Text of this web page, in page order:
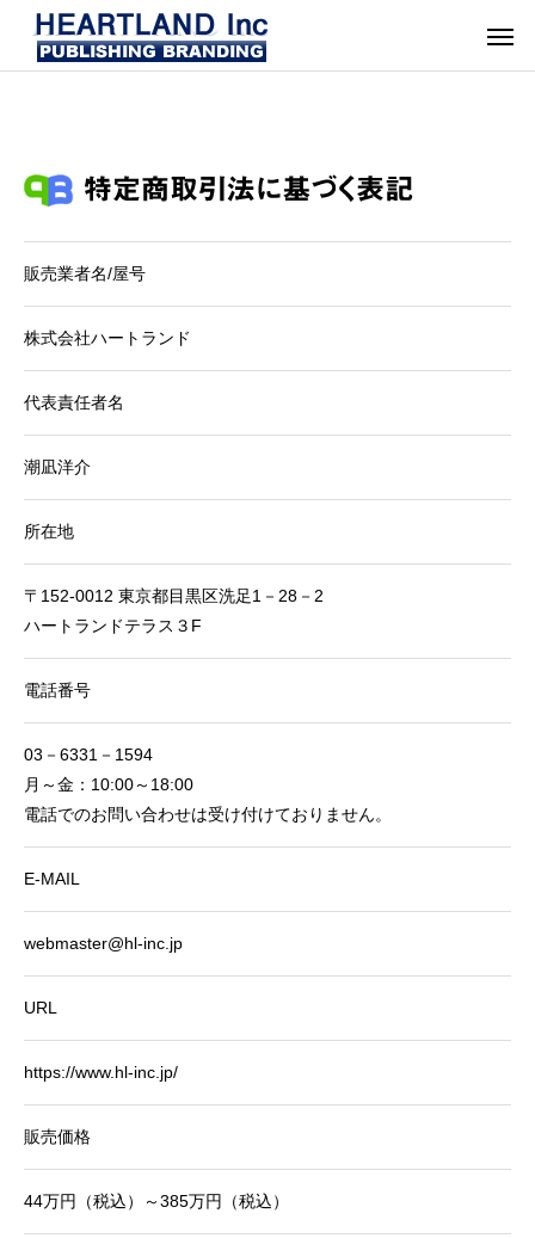
販売業者名/屋号
株式会社ハートランド
代表責任者名
潮凪洋介
所在地
〒152‐0012 東京都目黒区洗足1－28－2
ハートランドテラス３F
電話番号
03－6331－1594
月～金：10:00～18:00
電話でのお問い合わせは受け付けておりません。
E-MAIL
webmaster@hl-inc.jp
URL
https://www.hl-inc.jp/
販売価格
44万円（税込）～385万円（税込）